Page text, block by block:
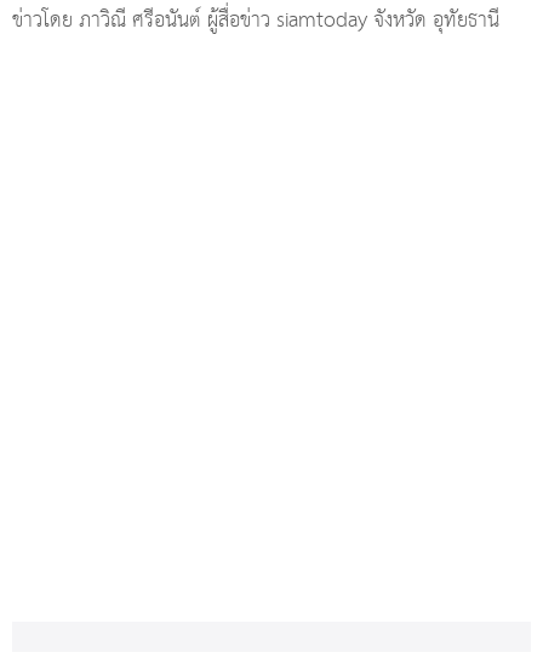
ข่าวโดย ภาวิณี ศรีอนันต์ ผู้สื่อข่าว siamtoday จังหวัด อุทัยธานี